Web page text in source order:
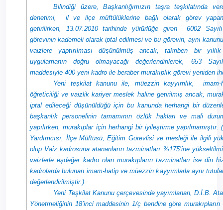
Bilindiği üzere, Başkanlığımızın taşra teşkilatında
denetimi,
il ve ilçe müftülüklerine bağlı olarak görev
getirilirken, 13.07.2010 tarihinde yürürlüğe giren 6002 Sayılı
görevinin kademeli olarak iptal edilmesi ve bu görevin, aynı
vaizlere yaptırılması düşünülmüş ancak, takriben bir
uygulamanın doğru olmayacağı değerlendirilerek, 653
maddesiyle 400 yeni kadro ile beraber murakıplık görevi yeniden
Yeni teşkilat kanunu ile, müezzin kayyımlık,
öğreticiliği ve vaizlik kariyer meslek haline getirilmiş ancak,
iptal edileceği düşünüldüğü için bu kanunda herhangi bir
başkanlık personelinin tamamının özlük hakları ve mali
yapılırken, murakıplar için herhangi bir iyileştirme
Yardımcısı, İlçe Müftüsü, Eğitim Görevlisi ve mesleği ile ilgili
olup Vaiz kadrosuna atananların tazminatları %175’ine
vaizlerle eşdeğer kadro olan murakıpların tazminatları ise din
kadrolarda bulunan imam-hatip ve müezzin kayyımlarla aynı
değerlendirilmiştir.)
Yeni Teşkilat Kanunu çerçevesinde yayımlanan, D.İ.B.
Yönetmeliğinin 18’inci maddesinin 1/ç bendine göre